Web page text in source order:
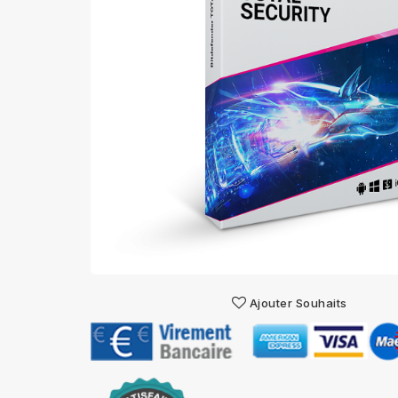
Ajouter Souhaits